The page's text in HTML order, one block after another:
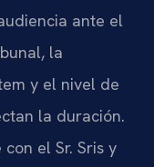
ante el
la
y el nivel de
la duración.
el Sr. Sris y